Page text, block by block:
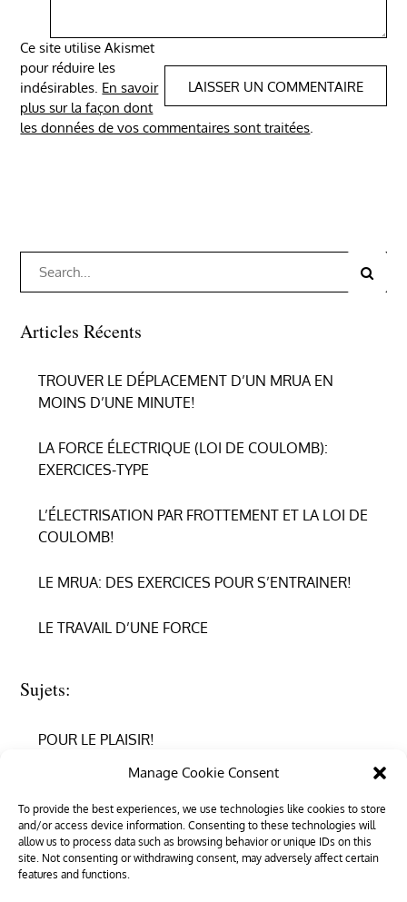
Manage Cookie Consent
To provide the best experiences, we use technologies like cookies to store
and/or access device information. Consenting to these technologies will
allow us to process data such as browsing behavior or unique IDs on this
site. Not consenting or withdrawing consent, may adversely affect certain
features and functions.
Ce site utilise Akismet
pour réduire les
indésirables. En savoir
plus sur la façon dont
les données de vos commentaires sont traitées.
for:
Search
Articles Récents
TROUVER LE DÉPLACEMENT D’UN MRUA EN
MOINS D’UNE MINUTE!
LA FORCE ÉLECTRIQUE (LOI DE COULOMB):
EXERCICES-TYPE
L’ÉLECTRISATION PAR FROTTEMENT ET LA LOI DE
COULOMB!
LE MRUA: DES EXERCICES POUR S’ENTRAINER!
LE TRAVAIL D’UNE FORCE
Sujets:
POUR LE PLAISIR!
REPRENDRE CONFIANCE
RÉUSSIR EN PHYSIQUE
RÉUSSIR SON ENTRÉE DANS LE SUPÉRIEUR